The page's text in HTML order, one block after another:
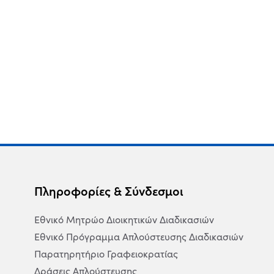
Πληροφορίες & Σύνδεσμοι
Εθνικό Μητρώο Διοικητικών Διαδικασιών
Εθνικό Πρόγραμμα Απλούστευσης Διαδικασιών
Παρατηρητήριο Γραφειοκρατίας
Δράσεις Απλούστευσης